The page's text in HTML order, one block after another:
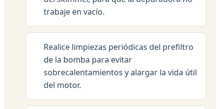
trabaje en vacío.
Realice limpiezas periódicas del prefiltro
de la bomba para evitar
sobrecalentamientos y alargar la vida útil
del motor.